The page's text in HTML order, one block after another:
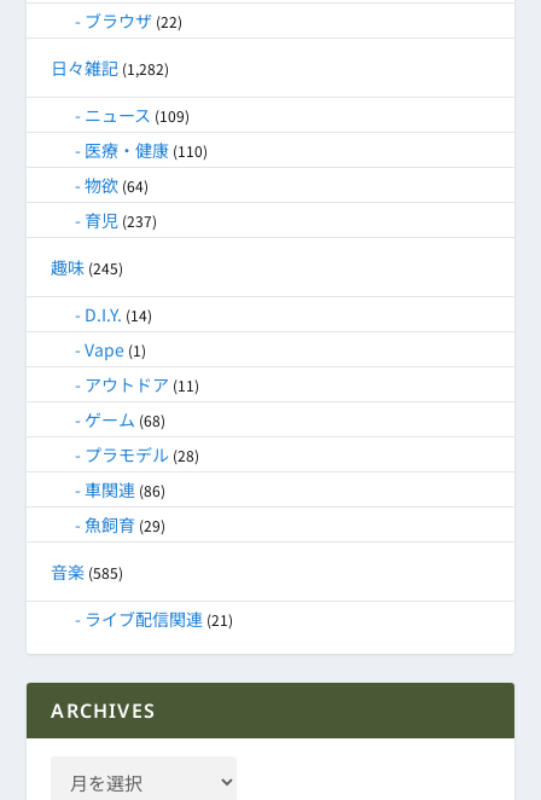
ブラウザ (22)
日々雑記 (1,282)
ニュース (109)
医療・健康 (110)
物欲 (64)
育児 (237)
趣味 (245)
D.I.Y. (14)
Vape (1)
アウトドア (11)
ゲーム (68)
プラモデル (28)
車関連 (86)
魚飼育 (29)
音楽 (585)
ライブ配信関連 (21)
ARCHIVES